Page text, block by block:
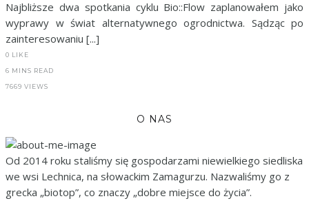
Najbliższe dwa spotkania cyklu Bio::Flow zaplanowałem jako
wyprawy w świat alternatywnego ogrodnictwa. Sądząc po
zainteresowaniu [...]
0 LIKE
6 MINS READ
7669 VIEWS
O NAS
Od 2014 roku staliśmy się gospodarzami niewielkiego siedliska
we wsi Lechnica, na słowackim Zamagurzu. Nazwaliśmy go z
grecka „biotop”, co znaczy „dobre miejsce do życia”.